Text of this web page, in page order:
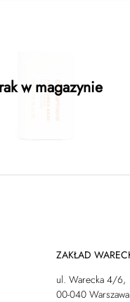
w magazynie
ZAKŁAD
ul. Warecka 4/6,
00-040 Warszawa